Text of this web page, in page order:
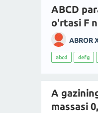
ABCD
o'rtasi F
ABROR
abcd defg
A
massasi